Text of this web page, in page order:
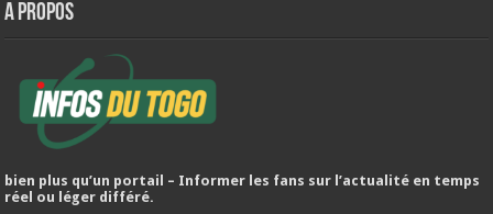
A PROPOS
bien plus qu’un portail – Informer les fans sur l’actualité en temps
réel ou léger différé.